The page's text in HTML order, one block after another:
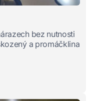
bez nutnosti
a promáčklina